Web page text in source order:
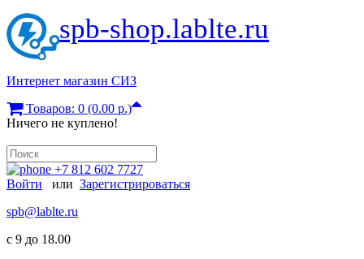
spb-shop.lablte.ru
Интернет магазин СИЗ
Товаров: 0 (0.00 р.)
Ничего не куплено!
+7 812 602 7727
Войти или Зарегистрироваться
spb@lablte.ru
c 9 до 18.00